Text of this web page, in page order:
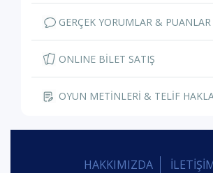
GERÇEK YORUMLAR & PUANLAR
ONLINE BİLET SATIŞ
OYUN METİNLERİ & TELİF
HAKKIMIZDA